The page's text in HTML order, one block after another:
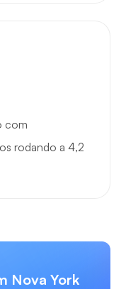
com
rodando a 4,2
Nova York